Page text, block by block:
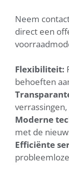
Neem
direct een
Flexibiliteit:
behoeften
Moderne
met de
Efficiënte